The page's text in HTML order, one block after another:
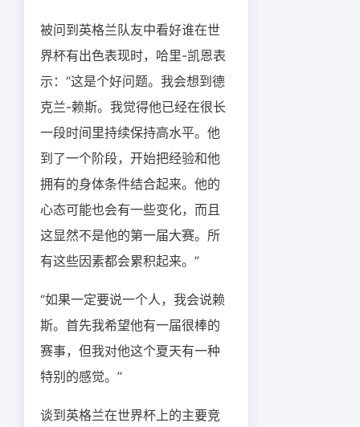
被问到英格兰队友中看好谁在世
界杯有出色表现时，哈里-凯恩表
示：“这是个好问题。我会想到德
克兰-赖斯。我觉得他已经在很长
一段时间里持续保持高水平。他
到了一个阶段，开始把经验和他
拥有的身体条件结合起来。他的
心态可能也会有一些变化，而且
这显然不是他的第一届大赛。所
有这些因素都会累积起来。”
“如果一定要说一个人，我会说赖
斯。首先我希望他有一届很棒的
赛事，但我对他这个夏天有一种
特别的感觉。”
谈到英格兰在世界杯上的主要竞